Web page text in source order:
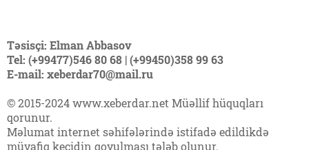
Təsisçi: Elman Abbasov
Tel: (+99477)546 80 68 | (+99450)358 99 63
E-mail: xeberdar70@mail.ru
© 2015-2024 www.xeberdar.net Müəllif hüquqları
qorunur.
Məlumat internet səhifələrində istifadə edildikdə
müvafiq keçidin qoyulması tələb olunur.